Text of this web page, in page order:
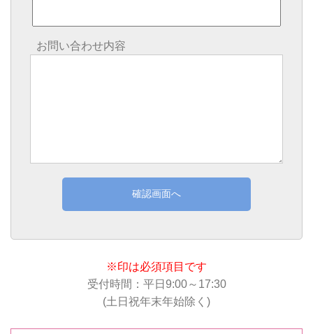
お問い合わせ内容
確認画面へ
※印は必須項目です
受付時間：平日9:00～17:30
(土日祝年末年始除く)